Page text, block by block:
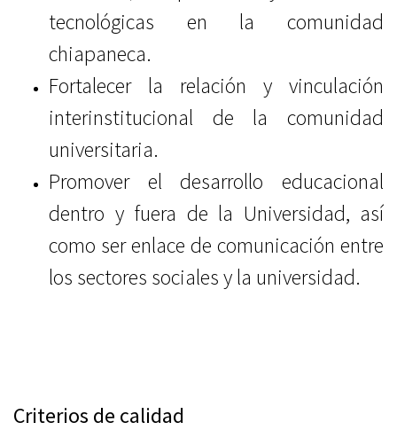
tecnológicas en la comunidad
chiapaneca.
Fortalecer la relación y vinculación
interinstitucional de la comunidad
universitaria.
Promover el desarrollo educacional
dentro y fuera de la Universidad, así
como ser enlace de comunicación entre
los sectores sociales y la universidad.
Criterios de calidad